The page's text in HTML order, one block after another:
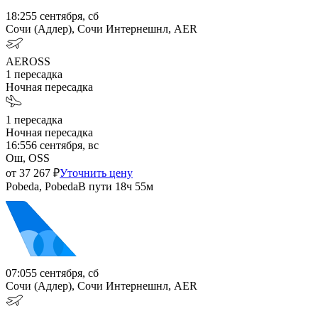
18:255 сентября, сб
Сочи (Адлер), Сочи Интернешнл, AER
AEROSS
1 пересадка
Ночная пересадка
1 пересадка
Ночная пересадка
16:556 сентября, вс
Ош, OSS
от 37 267 ₽Уточнить цену
Pobeda, PobedaВ пути 18ч 55м
07:055 сентября, сб
Сочи (Адлер), Сочи Интернешнл, AER